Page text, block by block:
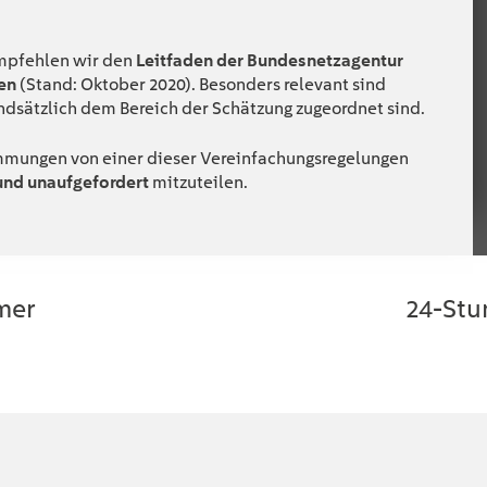
wir den Leitfaden der Bundesnetzagentur
(Stand: Oktober 2020). Besonders relevant sind
dem Bereich der Schätzung zugeordnet sind.
von einer dieser Vereinfachungsregelungen
unaufgefordert mitzuteilen.
24-